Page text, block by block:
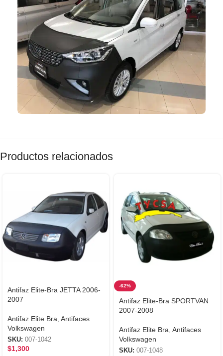
Productos relacionados
Antifaz Elite-Bra JETTA 2006-
2007
Antifaz Elite Bra Antifaces
Volkswagen
SKU: 007-1042
$1,300
-62%
Antifaz Elite-Bra SPORTVAN
2007-2008
Antifaz Elite Bra Antifaces
Volkswagen
SKU: 007-1048